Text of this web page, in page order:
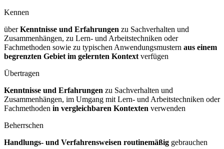
Kennen
überKenntnisse und Erfahrungen zu Sachverhalten und
Zusammenhängen, zu Lern- und Arbeitstechniken oder
Fachmethoden sowie zu typischen Anwendungsmustern aus einem
begrenzten Gebiet im gelernten Kontext verfügen
Übertragen
Kenntnisse und Erfahrungen zu Sachverhalten und
Zusammenhängen, im Umgang mit Lern- und Arbeitstechniken oder
Fachmethoden in vergleichbaren Kontexten verwenden
Beherrschen
Handlungs- und Verfahrensweisen routinemäßig gebrauchen